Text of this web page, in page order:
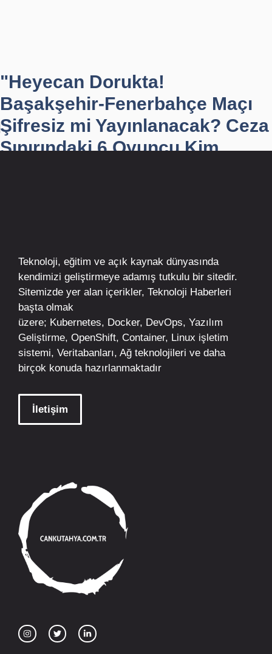
"Heyecan Dorukta!
Başakşehir-Fenerbahçe Maçı
Şifresiz mi Yayınlanacak? Ceza
Sınırındaki 6 Oyuncu Kim...
Teknoloji, eğitim ve açık kaynak dünyasında
kendimizi geliştirmeye adamış tutkulu bir sitedir.
Sitemizde yer alan içerikler, Teknoloji Haberleri
başta olmak
üzere; Kubernetes, Docker, DevOps, Yazılım
Geliştirme, OpenShift, Container, Linux işletim
sistemi, Veritabanları, Ağ teknolojileri ve daha
birçok konuda hazırlanmaktadır
İletişim